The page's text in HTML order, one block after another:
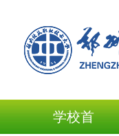
学校首